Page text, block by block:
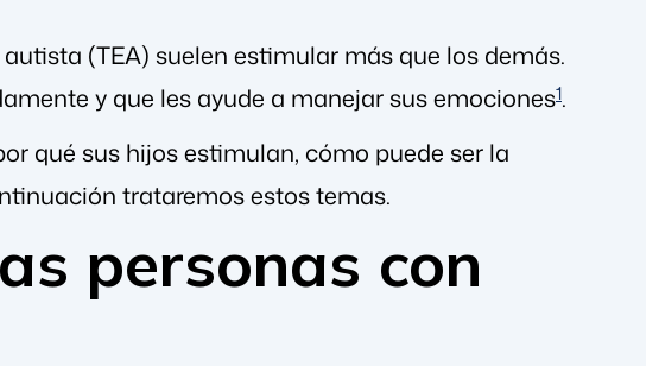
(TEA) suelen estimular más que los demás.
y que les ayude a manejar sus emociones1.
qué sus hijos estimulan, cómo puede ser la
trataremos estos temas.
personas con